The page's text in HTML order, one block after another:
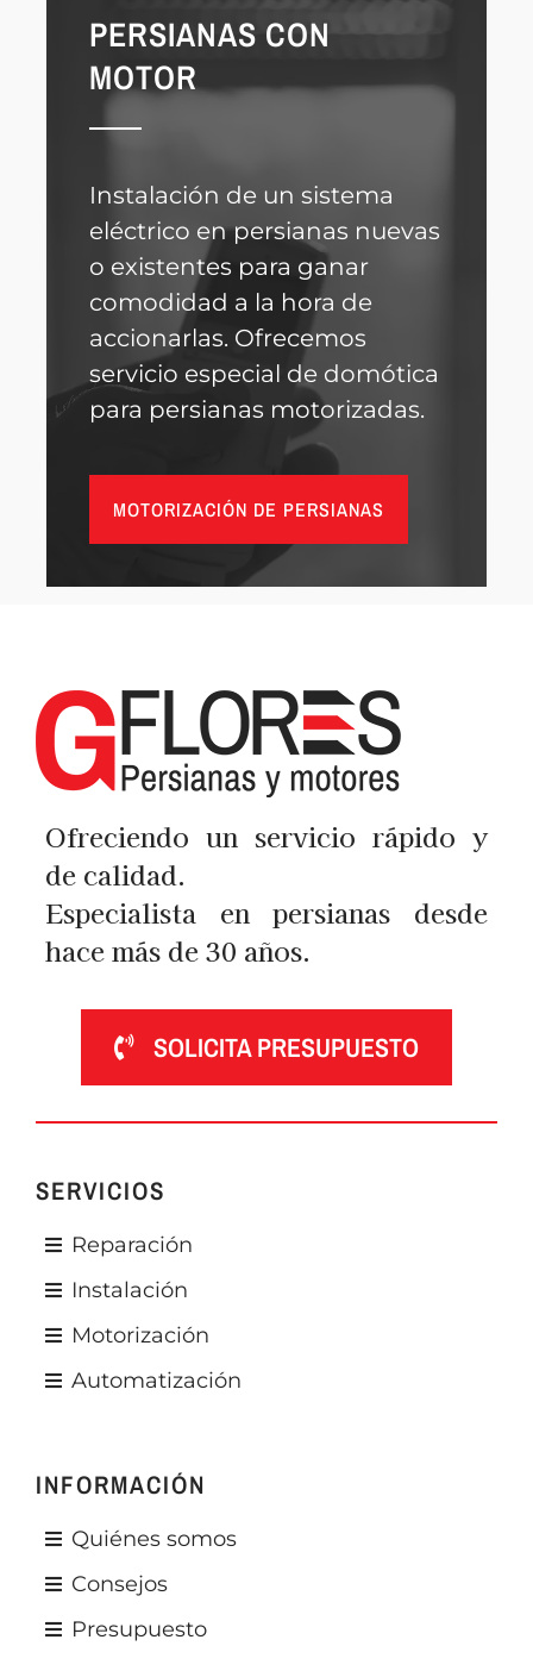
PERSIANAS CON
MOTOR
Instalación de un sistema
eléctrico en persianas nuevas
o existentes para ganar
comodidad a la hora de
accionarlas. Ofrecemos
servicio especial de domótica
para persianas motorizadas.
MOTORIZACIÓN DE PERSIANAS
Ofreciendo un servicio rápido y
de calidad.
Especialista en persianas desde
hace más de 30 años.
SOLICITA PRESUPUESTO
SERVICIOS
Reparación
Instalación
Motorización
Automatización
INFORMACIÓN
Quiénes somos
Consejos
Presupuesto